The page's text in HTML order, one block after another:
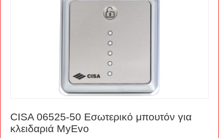
CISA 06525-50 Εσωτερικό μπουτόν για
κλειδαριά MyEvo